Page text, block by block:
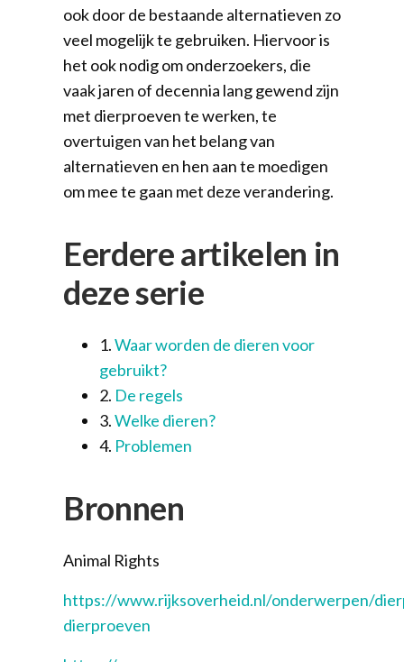
ook door de bestaande alternatieven zo
veel mogelijk te gebruiken. Hiervoor is
het ook nodig om onderzoekers, die
vaak jaren of decennia lang gewend zijn
met dierproeven te werken, te
overtuigen van het belang van
alternatieven en hen aan te moedigen
om mee te gaan met deze verandering.
Eerdere artikelen in
deze serie
1.Waar worden de dieren voor
gebruikt?
2. De regels
3.Welke dieren?
4. Problemen
Bronnen
Animal Rights
https://www.rijksoverheid.nl/onderwerpen/
dierproeven